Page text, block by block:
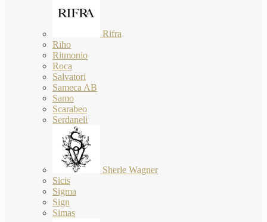
Rifra
Riho
Ritmonio
Roca
Salvatori
Sameca AB
Samo
Scarabeo
Serdaneli
Sherle Wagner
Sicis
Sigma
Sign
Simas